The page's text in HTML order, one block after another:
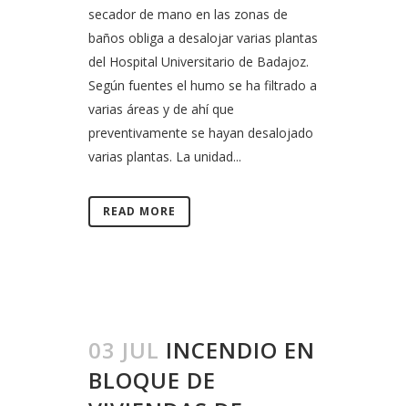
secador de mano en las zonas de
baños obliga a desalojar varias plantas
del Hospital Universitario de Badajoz.
Según fuentes el humo se ha filtrado a
varias áreas y de ahí que
preventivamente se hayan desalojado
varias plantas. La unidad...
READ MORE
03 JUL INCENDIO EN
BLOQUE DE